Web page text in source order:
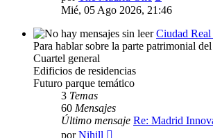
último
Mié, 05 Ago 2026, 21:46
Ciudad
Para hablar sobre la parte patrimonial
Cuartel general
Edificios de residencias
Futuro parque temático
3 Temas
60 Mensajes
Último mensaje Re: Madrid
porNihill